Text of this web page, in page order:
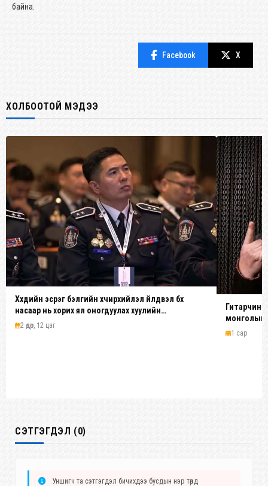
байна.
Facebook X
ХОЛБООТОЙ МЭДЭЭ
Хүүхдийн эсрэг бэлгийн хүчирхийлэл үйлдвэл бүх
насаар нь хорих ял оногдуулах хуулийн
зохицуулалттай
2 өдөр, 12 цаг
Гитарчин
монголын
1 сар
СЭТГЭГДЭЛ (0)
Уншигч та сэтгэгдэл бичихдээ бусдын нэр төрд